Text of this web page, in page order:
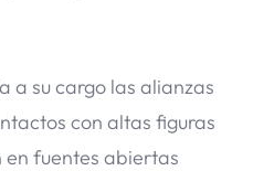
a su cargo las alianzas
con altas figuras
fuentes abiertas